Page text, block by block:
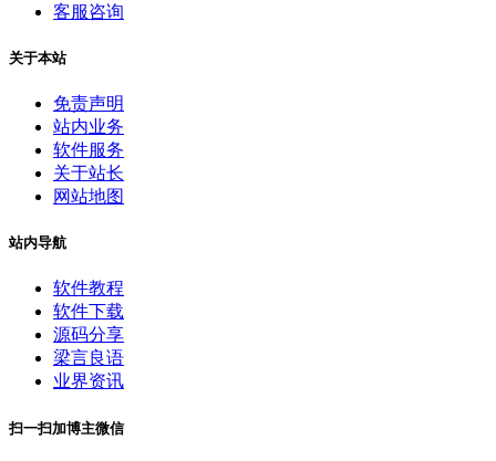
客服咨询
关于本站
免责声明
站内业务
软件服务
关于站长
网站地图
站内导航
软件教程
软件下载
源码分享
梁言良语
业界资讯
扫一扫加博主微信